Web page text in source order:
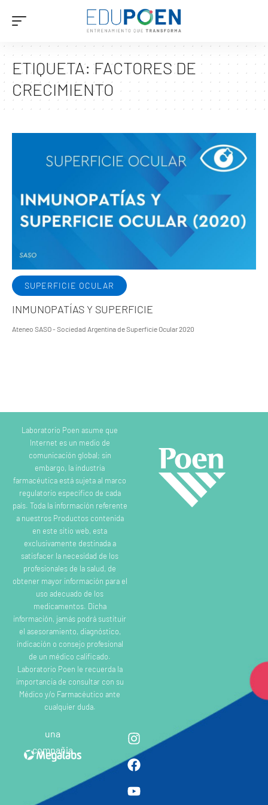
ETIQUETA:FACTORES DE
CRECIMIENTO
SUPERFICIE OCULAR
INMUNOPATÍAS Y SUPERFICIE
Ateneo SASO - Sociedad Argentina de Superficie Ocular 2020
Laboratorio Poen asume que
Internet es un medio de
comunicación global; sin
embargo, la industria
farmacéutica está sujeta al marco
regulatorio específico de cada
país. Toda la información referente
a nuestros Productos contenida
en este sitio web, esta
exclusivamente destinada a
satisfacer la necesidad de los
profesionales de la salud, de
obtener mayor información para el
uso adecuado de los
medicamentos. Dicha
información, jamás podrá sustituir
el asesoramiento, diagnóstico,
indicación o consejo profesional
de un médico calificado.
Laboratorio Poen le recuerda la
importancia de consultar con su
Médico y/o Farmacéutico ante
cualquier duda.
una
compañia